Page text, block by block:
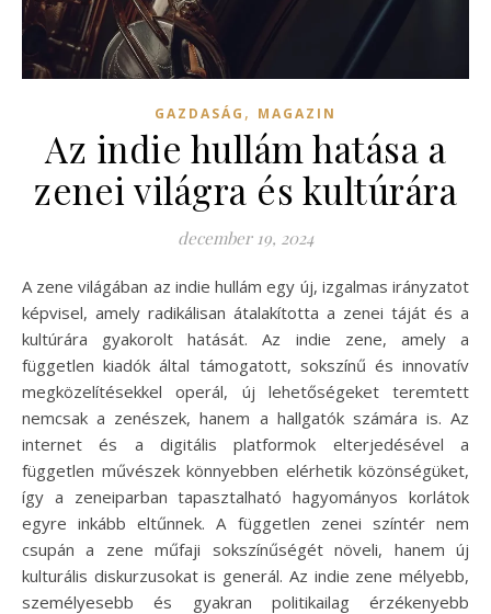
GAZDASÁG , MAGAZIN
Az indie hullám hatása a
zenei világra és kultúrára
december 19, 2024
A zene világában az indie hullám egy új, izgalmas irányzatot
képvisel, amely radikálisan átalakította a zenei táját és a
kultúrára gyakorolt hatását. Az indie zene, amely a
független kiadók által támogatott, sokszínű és innovatív
megközelítésekkel operál, új lehetőségeket teremtett
nemcsak a zenészek, hanem a hallgatók számára is. Az
internet és a digitális platformok elterjedésével a
független művészek könnyebben elérhetik közönségüket,
így a zeneiparban tapasztalható hagyományos korlátok
egyre inkább eltűnnek. A független zenei színtér nem
csupán a zene műfaji sokszínűségét növeli, hanem új
kulturális diskurzusokat is generál. Az indie zene mélyebb,
személyesebb és gyakran politikailag érzékenyebb